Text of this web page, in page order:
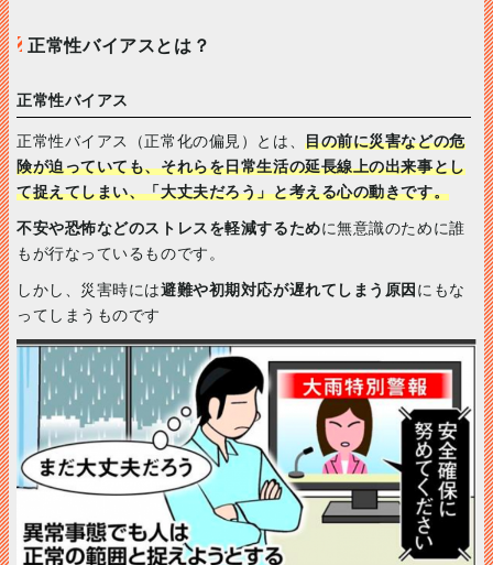
正常性バイアスとは？
正常性バイアス
正常性バイアス（正常化の偏見）とは、目の前に災害などの危
険が迫っていても、それらを日常生活の延長線上の出来事とし
て捉えてしまい、「大丈夫だろう」と考える心の動きです。
不安や恐怖などのストレスを軽減するために無意識のために誰
もが行なっているものです。
しかし、災害時には避難や初期対応が遅れてしまう原因 にもな
ってしまうものです